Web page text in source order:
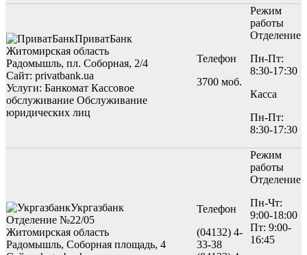
ПриватБанк
Житомирская область
Радомышль, пл. Соборная, 2/4
Сайт: privatbank.ua
Услуги: Банкомат Кассовое
обслуживание Обслуживание
юридических лиц
Телефон
3700 моб.
Режим
работы
Отделение
Пн-Пт:
8:30-17:30
Касса
Пн-Пт:
8:30-17:30
Укргазбанк
Отделение №22/05
Житомирская область
Радомышль, Соборная площадь, 4
Телефон
(04132) 4-
33-38
Режим
работы
Отделение
Пн-Чт:
9:00-18:00
Пт: 9:00-
16:45